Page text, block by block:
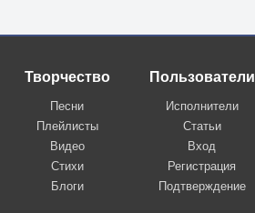
Творчество
Песни
Плейлисты
Видео
Стихи
Блоги
Пользователи
Исполнители
Статьи
Вход
Регистрация
Подтверждение